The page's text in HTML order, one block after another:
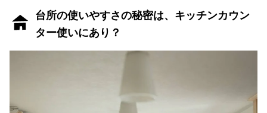
台所の使いやすさの秘密は、キッチンカウン
ター使いにあり？